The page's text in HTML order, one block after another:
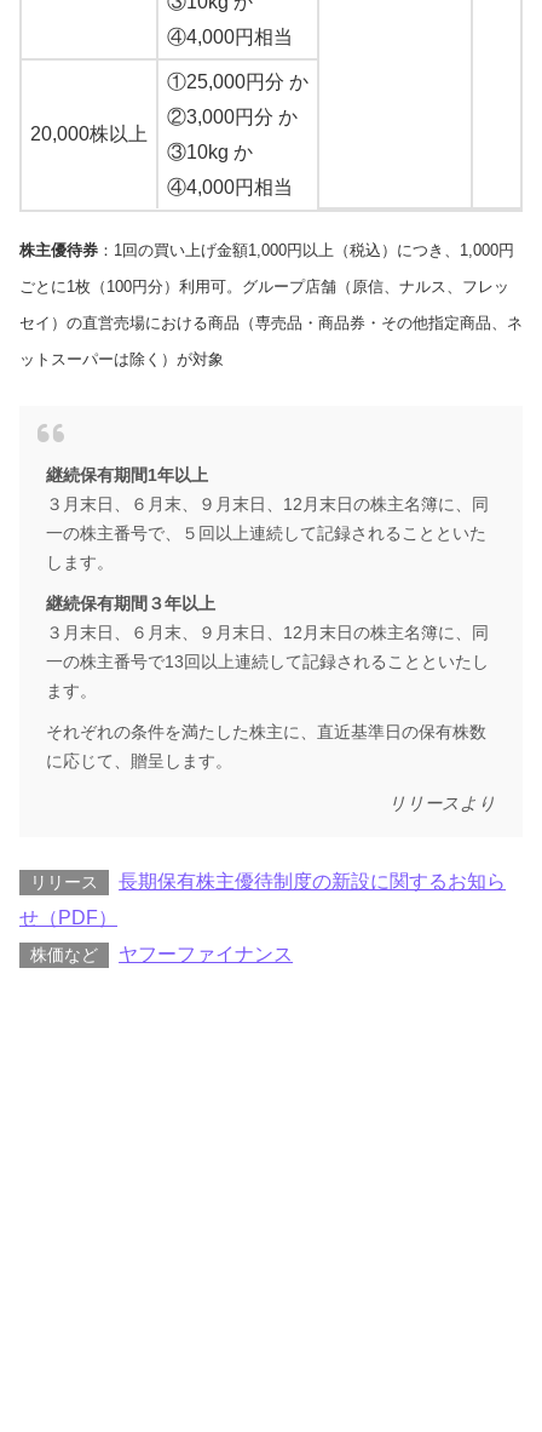
④4,000円相当
20,000株以上
①25,000円分 か
②3,000円分 か
③10kg か
④4,000円相当
株主優待券 ：1回の買い上げ金額1,000円以上（税込）につき、1,000円
ごとに1枚（100円分）利用可。グループ店舗（原信、ナルス、フレッ
セイ）の直営売場における商品（専売品・商品券・その他指定商品、ネ
ットスーパーは除く）が対象
継続保有期間1年以上
３月末日、６月末、９月末日、12月末日の株主名簿に、同
一の株主番号で、５回以上連続して記録されることといた
します。
継続保有期間３年以上
３月末日、６月末、９月末日、12月末日の株主名簿に、同
一の株主番号で13回以上連続して記録されることといたし
ます。
それぞれの条件を満たした株主に、直近基準日の保有株数
に応じて、贈呈します。
リリースより
リリース
長期保有株主優待制度の新設に関するお知ら
せ（PDF）
株価など ヤフーファイナンス